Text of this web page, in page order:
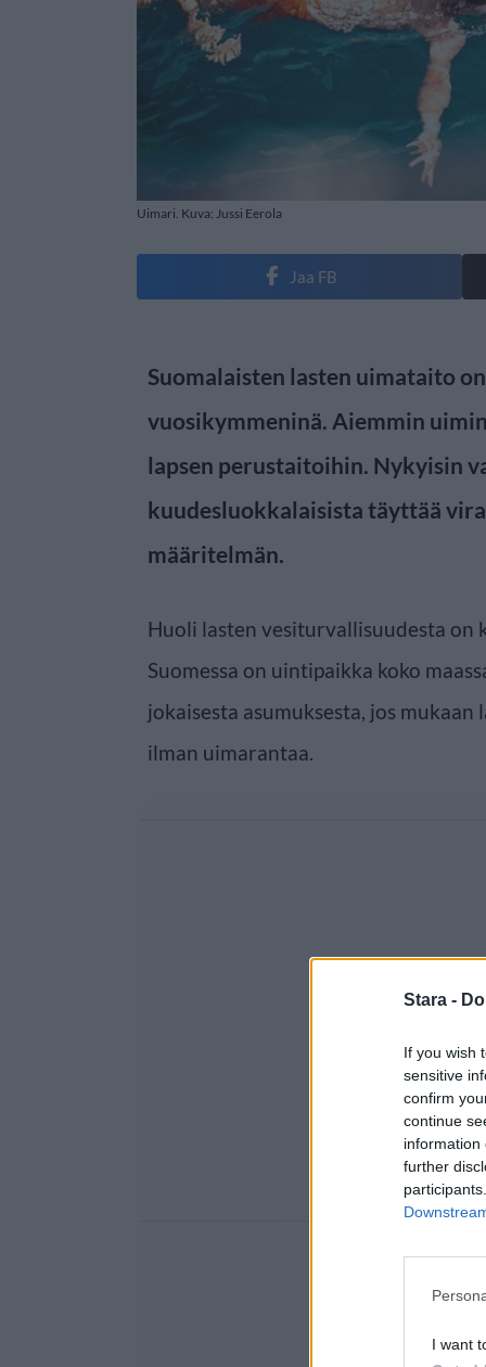
Stara -
If you wish
sensitive
confirm
continue
information
further
I want
Uimari. Kuva: Jussi Eerola
Jaa FB
Suomalaisten lasten uimataito
vuosikymmeninä. Aiemmin
lapsen perustaitoihin. Nykyisin
kuudesluokkalaisista täyttää
määritelmän.
Huoli lasten vesiturvallisuudesta on
Suomessa on uintipaikka koko
jokaisesta asumuksesta, jos
ilman uimarantaa.